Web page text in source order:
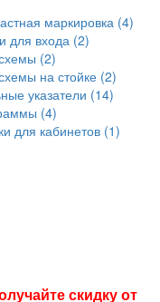
маркировка (4)
для входа (2)
(2)
на стойке (2)
указатели (14)
(4)
для кабинетов (1)
скидку от